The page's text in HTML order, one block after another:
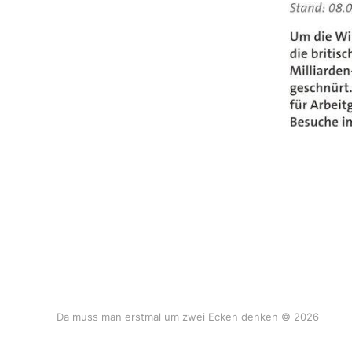
Da muss man erstmal um zwei Ecken denken © 2026